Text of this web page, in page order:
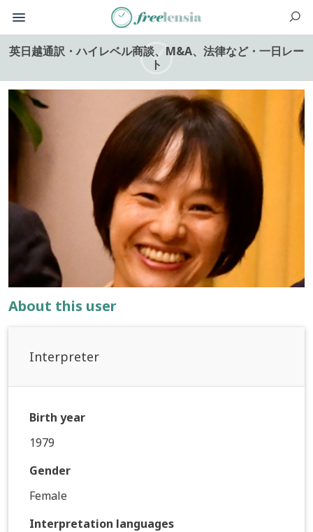
英日越通訳・ハイレベル商談、M&A、法律など・一日レー
ト
About this user
Interpreter
Birth year
1979
Gender
Female
Interpretation languages